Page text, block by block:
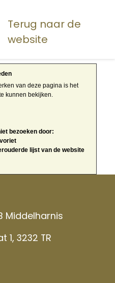
Terug naar de
website
van deze pagina is het
kunnen bekijken.
bezoeken door:
lijst van de website
Middelharnis
1, 3232 TR